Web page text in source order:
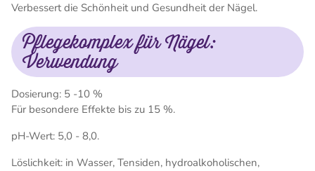
Verbessert die Schönheit und Gesundheit der Nägel.
Pflegekomplex für Nägel:
Verwendung
Dosierung: 5 -10 %
Für besondere Effekte bis zu 15 %.
pH-Wert: 5,0 - 8,0.
Löslichkeit: in Wasser, Tensiden, hydroalkoholischen,